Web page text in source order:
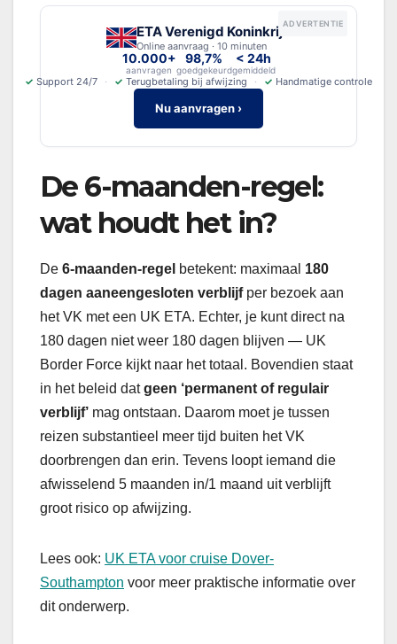
ADVERTENTIE
ETA Verenigd Koninkrijk
Online aanvraag · 10 minuten
10.000+
aanvragen
98,7%
goedgekeurd
< 24h
gemiddeld
✓ Support 24/7 ✓ Terugbetaling bij afwijzing ✓ Handmatige controle
Nu aanvragen ›
De 6-maanden-regel:
wat houdt het in?
De 6-maanden-regel betekent: maximaal 180
dagen aaneengesloten verblijfper bezoek aan
het VK met een UK ETA. Echter, je kunt direct na
180 dagen niet weer 180 dagen blijven — UK
Border Force kijkt naar het totaal. Bovendien staat
in het beleid datgeen ‘permanent of regulair
verblijf’ mag ontstaan. Daarom moet je tussen
reizen substantieel meer tijd buiten het VK
doorbrengen dan erin. Tevens loopt iemand die
afwisselend 5 maanden in/1 maand uit verblijft
groot risico op afwijzing.
Lees ook: UK ETA voor cruise Dover-
Southampton voor meer praktische informatie over
dit onderwerp.